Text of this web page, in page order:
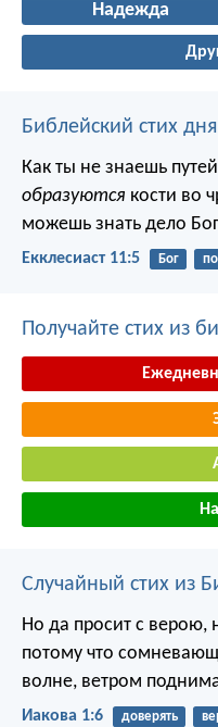
Надежда
Библейский стих дня
Как ты не знаешь
образуются кости во
можешь знать дело
Екклесиаст 11:5 Бог
Получайте стих из
Случайный стих из
Но да просит с верою,
потому что
волне, ветром
Иакова 1:6 доверять